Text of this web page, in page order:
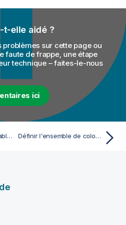
t-elle aidé ?
sur cette page ou
faute de frappe, une étape
technique – faites-le-nous
ici
Créer une analyse de table simple (Analyse d'un ensemble de colonnes) Définir l'ensemble de colonnes à analyser